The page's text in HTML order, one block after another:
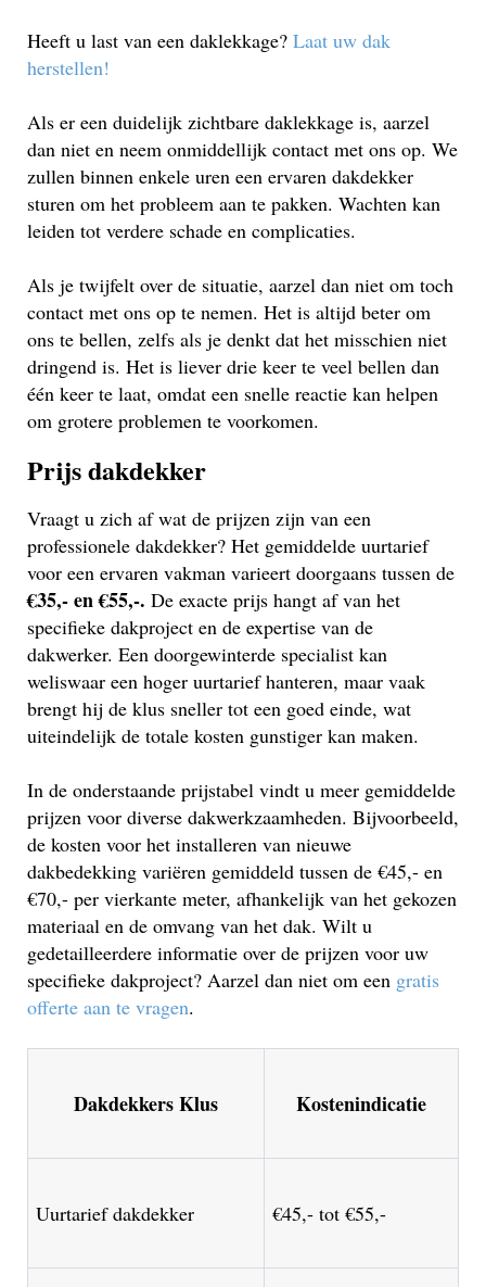
Heeft u last van een daklekkage? Laat uw dak
herstellen!
Als er een duidelijk zichtbare daklekkage is, aarzel
dan niet en neem onmiddellijk contact met ons op. We
zullen binnen enkele uren een ervaren dakdekker
sturen om het probleem aan te pakken. Wachten kan
leiden tot verdere schade en complicaties.
Als je twijfelt over de situatie, aarzel dan niet om toch
contact met ons op te nemen. Het is altijd beter om
ons te bellen, zelfs als je denkt dat het misschien niet
dringend is. Het is liever drie keer te veel bellen dan
één keer te laat, omdat een snelle reactie kan helpen
om grotere problemen te voorkomen.
Prijs dakdekker
Vraagt u zich af wat de prijzen zijn van een
professionele dakdekker? Het gemiddelde uurtarief
voor een ervaren vakman varieert doorgaans tussen de
€35,- en €55,-. De exacte prijs hangt af van het
specifieke dakproject en de expertise van de
dakwerker. Een doorgewinterde specialist kan
weliswaar een hoger uurtarief hanteren, maar vaak
brengt hij de klus sneller tot een goed einde, wat
uiteindelijk de totale kosten gunstiger kan maken.
In de onderstaande prijstabel vindt u meer gemiddelde
prijzen voor diverse dakwerkzaamheden. Bijvoorbeeld,
de kosten voor het installeren van nieuwe
dakbedekking variëren gemiddeld tussen de €45,- en
€70,- per vierkante meter, afhankelijk van het gekozen
materiaal en de omvang van het dak. Wilt u
gedetailleerdere informatie over de prijzen voor uw
specifieke dakproject? Aarzel dan niet om een gratis
offerte aan te vragen.
Dakdekkers Klus Kostenindicatie
Uurtarief dakdekker €45,- tot €55,-